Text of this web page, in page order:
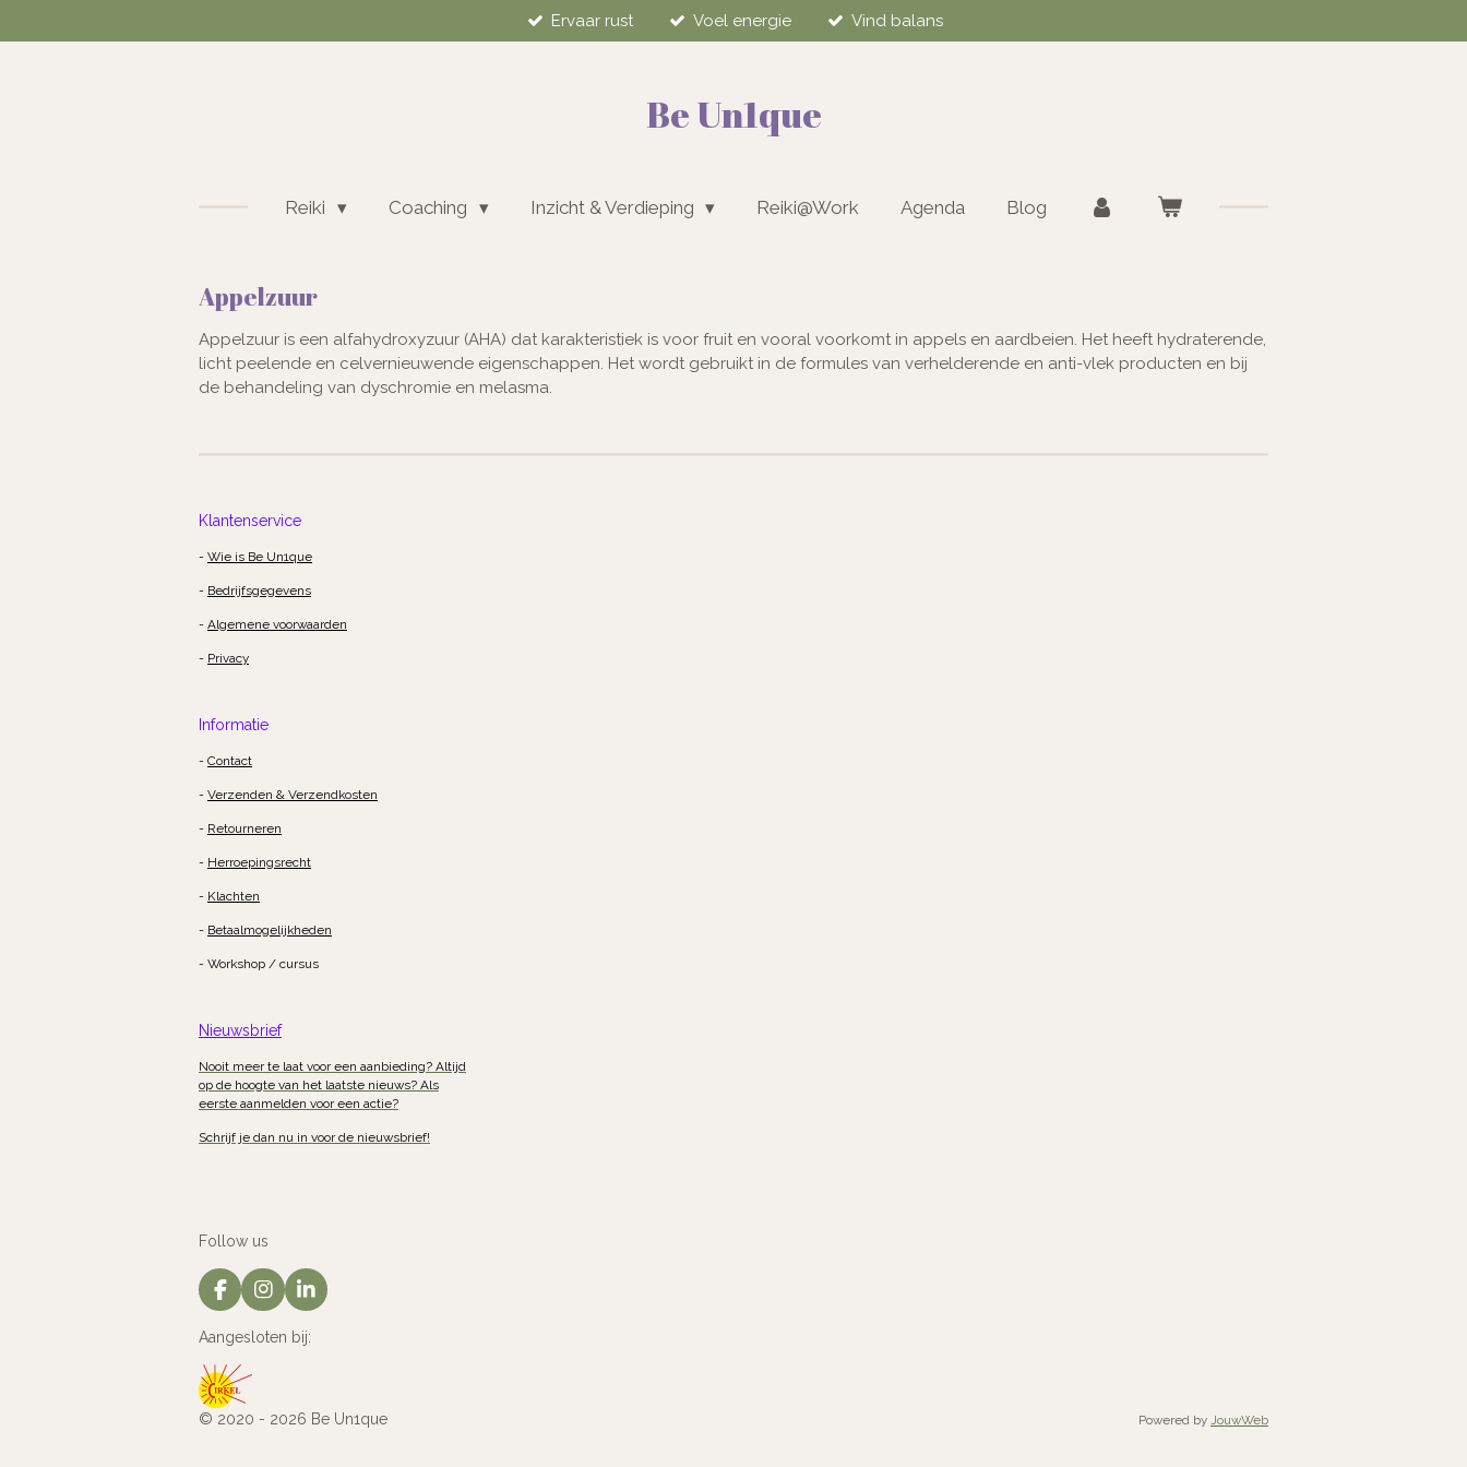
direct
Ervaar rust Voel energie Vind balans
Be Un1que
Reiki Coaching Inzicht & Verdieping Reiki@Work Agenda Blog
Appelzuur
Appelzuur is een alfahydroxyzuur (AHA) dat karakteristiek is voor fruit en vooral voorkomt in appels en aardbeien. Het heeft hydraterende,
licht peelende en celvernieuwende eigenschappen. Het wordt gebruikt in de formules van verhelderende en anti-vlek producten en bij
de behandeling van dyschromie en melasma.
Klantenservice
- Wie is Be Un1que
- Bedrijfsgegevens
- Algemene voorwaarden
- Privacy
Informatie
- Contact
- Verzenden & Verzendkosten
- Retourneren
- Herroepingsrecht
- Klachten
- Betaalmogelijkheden
- Workshop / cursus
Nieuwsbrief
Nooit meer te laat voor een aanbieding? Altijd
op de hoogte van het laatste nieuws? Als
eerste aanmelden voor een actie?
Schrijf je dan nu in voor de nieuwsbrief!
Follow us
F
a
c
b
o
o
I
n
s
r
L
i
n
I
Aangesloten bij:
© 2020 - 2026 Be Un1que Powered by JouwWeb